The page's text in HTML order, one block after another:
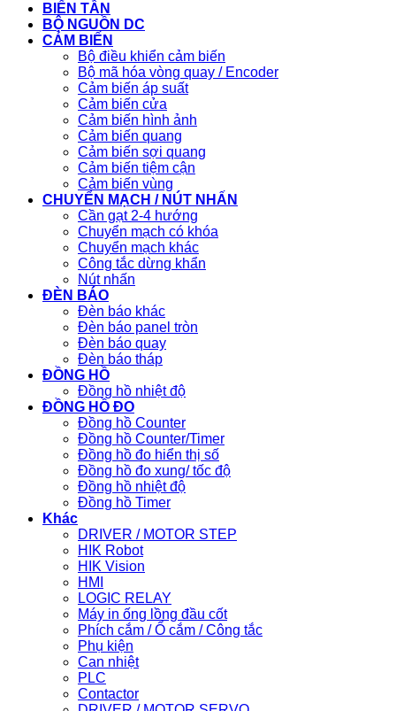
BIẾN TẦN
BỘ NGUỒN DC
CẢM BIẾN
Bộ điều khiển cảm biến
Bộ mã hóa vòng quay / Encoder
Cảm biến áp suất
Cảm biến cửa
Cảm biến hình ảnh
Cảm biến quang
Cảm biến sợi quang
Cảm biến tiệm cận
Cảm biến vùng
CHUYỂN MẠCH / NÚT NHẤN
Cần gạt 2-4 hướng
Chuyển mạch có khóa
Chuyển mạch khác
Công tắc dừng khẩn
Nút nhấn
ĐÈN BÁO
Đèn báo khác
Đèn báo panel tròn
Đèn báo quay
Đèn báo tháp
ĐỒNG HỒ
Đồng hồ nhiệt độ
ĐỒNG HỒ ĐO
Đồng hồ Counter
Đồng hồ Counter/Timer
Đồng hồ đo hiển thị số
Đồng hồ đo xung/ tốc độ
Đồng hồ nhiệt độ
Đồng hồ Timer
Khác
DRIVER / MOTOR STEP
HIK Robot
HIK Vision
HMI
LOGIC RELAY
Máy in ống lồng đầu cốt
Phích cắm / Ổ cắm / Công tắc
Phụ kiện
Can nhiệt
PLC
Contactor